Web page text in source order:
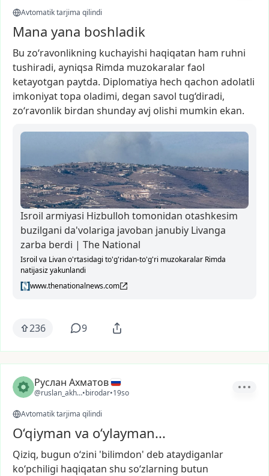
Avtomatik tarjima qilindi
Mana yana boshladik
Bu zo‘ravonlikning kuchayishi haqiqatan ham ruhni
tushiradi, ayniqsa Rimda muzokaralarfaol
ketayotgan paytda. Diplomatiya hech qachon adolatli
imkoniyattopa oladimi, degan savol tug‘diradi,
zo‘ravonlik birdan shundayavj olishi mumkin ekan.
Isroil armiyasi Hizbulloh tomonidan otashkesim
buzilgani da'volariga javoban janubiy Livanga
zarba berdi | The National
Isroil va Livan o'rtasidagi to'g'ridan-to'g'ri muzokaralar Rimda
natijasiz yakunlandi
www.thenationalnews.com
236 9
Руслан Ахматов
@ruslan_akhmatov1
•birodar•19so
Avtomatik tarjima qilindi
O‘qiyman va o‘ylayman...
Qiziq, bugun o‘zini 'bilimdon' deb ataydiganlar
ko‘pchiligi haqiqatan shu so‘zlarning butun